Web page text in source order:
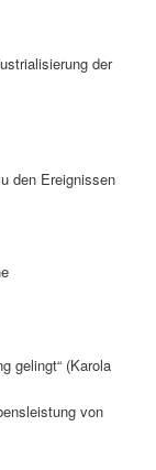
der
den Ereignissen
gelingt“ (Karola
von